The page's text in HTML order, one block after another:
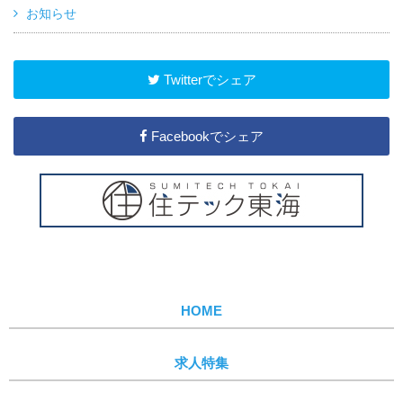
お知らせ
Twitterでシェア
Facebookでシェア
HOME
求人特集